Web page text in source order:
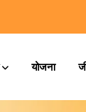
योजना